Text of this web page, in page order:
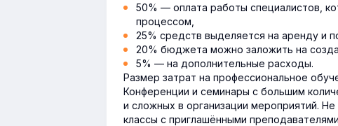
50% — оплата работы специалистов,
процессом,
25% средств выделяется на аренду и
20% бюджета можно заложить на
5% — на дополнительные расходы.
Размер затрат на профессиональное
Конференции и семинары с большим
и сложных в организации мероприятий.
классы с приглашёнными